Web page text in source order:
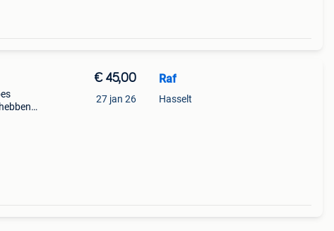
€ 45,00
27 jan 26
Raf
Hasselt